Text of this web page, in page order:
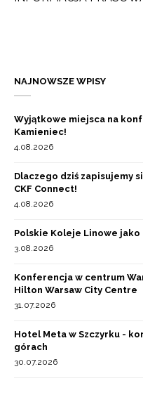
NAJNOWSZE WPISY
Wyjątkowe miejsca na
Kamieniec!
4.08.2026
Dlaczego dziś zapisujemy
CKF Connect!
4.08.2026
Polskie Koleje Linowe
3.08.2026
Konferencja w centrum
Hilton Warsaw City Centre
31.07.2026
Hotel Meta w Szczyrku -
górach
30.07.2026